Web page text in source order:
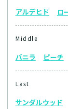
アルデヒド ロ
Middle
バニラ ピーチ
Last
サンダルウッド